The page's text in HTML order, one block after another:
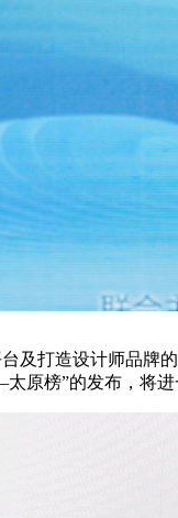
打造设计师品牌的
原榜”的发布，将